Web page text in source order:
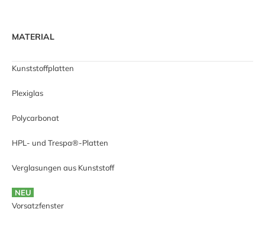
MATERIAL
Kunststoffplatten
Plexiglas
Polycarbonat
HPL- und Trespa®-Platten
Verglasungen aus Kunststoff
NEU
Vorsatzfenster